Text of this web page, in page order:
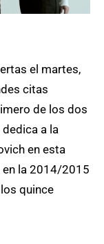
el martes,
citas
de los dos
a la
en esta
en la 2014/2015
quince